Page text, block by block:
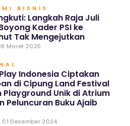
BISNIS
Langkah Raja Juli
Kader PSI ke
Tak Mengejutkan
Maret 2025
Indonesia Ciptakan
di Cipung Land Festival
Playground Unik di Atrium
Peluncuran Buku Ajaib
01 Desember 2024